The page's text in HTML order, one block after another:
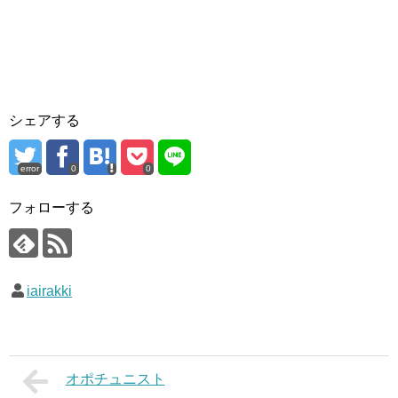
シェアする
error 0 0
フォローする
iairakki
オポチュニスト